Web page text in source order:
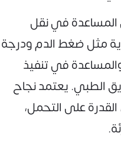
في نقل
مثل ضغط الدم ودرجة
في تنفيذ
الطبي. يعتمد نجاح
على التحمل،